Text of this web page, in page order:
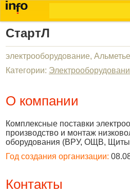
СтартЛ
электрооборудование,
Категории:
О компании
Комплексные поставки
производство и монтаж
оборудования (ВРУ, ОЩВ, Щиты
Год создания организации:
Контакты